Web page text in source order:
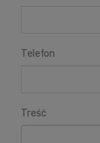
Telefon
Treść